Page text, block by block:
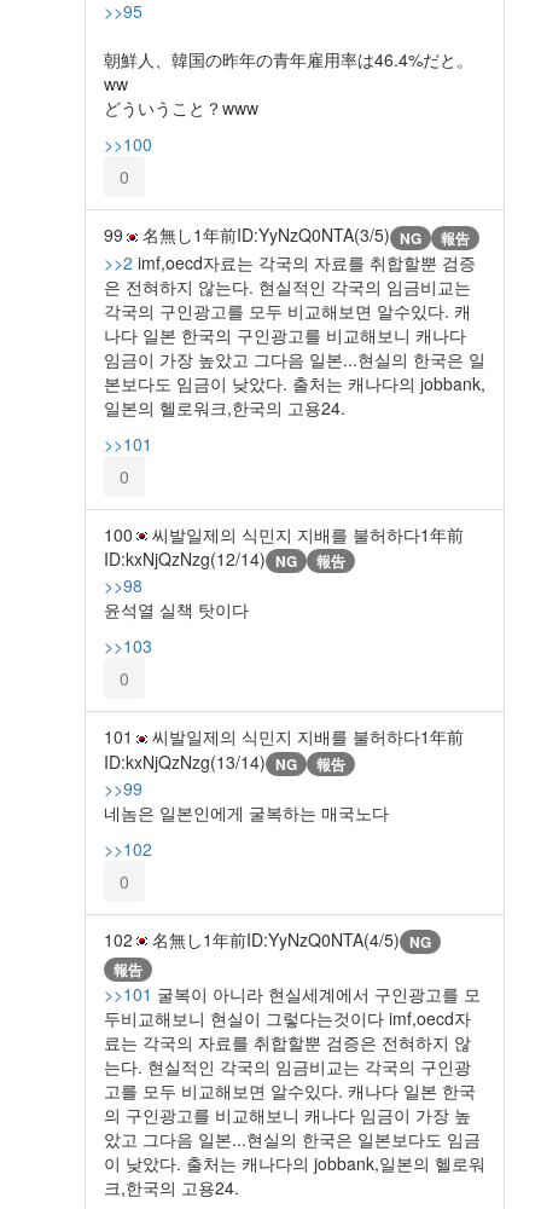
>>95
朝鮮人、韓国の昨年の青年雇用率は46.4%だと。
ww
どういうこと？www
>>100
0
99 名無し1年前ID:YyNzQ0NTA(3/5) NG 報告
>>2 imf,oecd자료는 각국의 자료를 취합할뿐 검증
은 전혀하지 않는다. 현실적인 각국의 임금비교는
각국의 구인광고를 모두 비교해보면 알수있다. 캐
나다 일본 한국의 구인광고를 비교해보니 캐나다
임금이 가장 높았고 그다음 일본...현실의 한국은 일
본보다도 임금이 낮았다. 출처는 캐나다의 jobbank,
일본의 헬로워크,한국의 고용24.
>>101
0
100 씨발일제의 식민지 지배를 불허하다1年前
ID:kxNjQzNzg(12/14) NG 報告
>>98
윤석열 실책 탓이다
>>103
0
101 씨발일제의 식민지 지배를 불허하다1年前
ID:kxNjQzNzg(13/14) NG 報告
>>99
네놈은 일본인에게 굴복하는 매국노다
>>102
0
102 名無し1年前ID:YyNzQ0NTA(4/5) NG
報告
>>101 굴복이 아니라 현실세계에서 구인광고를 모
두비교해보니 현실이 그렇다는것이다 imf,oecd자
료는 각국의 자료를 취합할뿐 검증은 전혀하지 않
는다. 현실적인 각국의 임금비교는 각국의 구인광
고를 모두 비교해보면 알수있다. 캐나다 일본 한국
의 구인광고를 비교해보니 캐나다 임금이 가장 높
았고 그다음 일본...현실의 한국은 일본보다도 임금
이 낮았다. 출처는 캐나다의 jobbank,일본의 헬로워
크,한국의 고용24.